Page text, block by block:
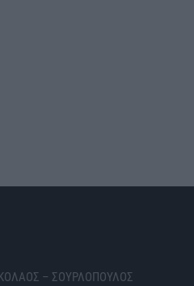
– ΣΟΥΡΛΟΠΟΥΛΟΣ